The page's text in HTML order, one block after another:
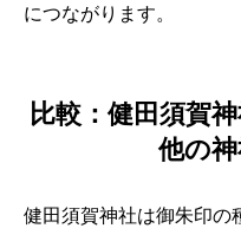
につながります。
比較：健田須賀
他の
健田須賀神社は御朱印の